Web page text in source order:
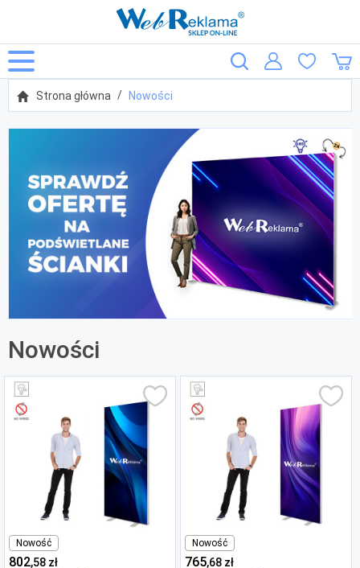
Strona główna Nowości
Nowości
Nowość
802,58 zł
Nowość
765,68 zł